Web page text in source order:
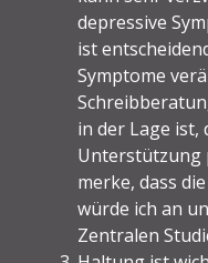
depressive
ist
Symptome
in der Lage ist,
Unterstützung
merke, dass
würde ich an
Zentralen